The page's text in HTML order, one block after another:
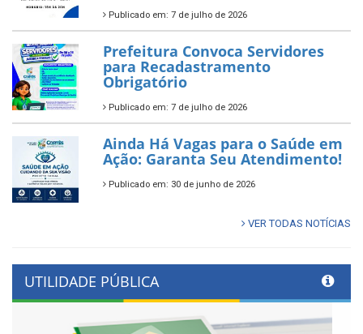
Publicado em: 7 de julho de 2026
Prefeitura Convoca Servidores
para Recadastramento
Obrigatório
Publicado em: 7 de julho de 2026
Ainda Há Vagas para o Saúde em
Ação: Garanta Seu Atendimento!
Publicado em: 30 de junho de 2026
VER TODAS NOTÍCIAS
UTILIDADE PÚBLICA